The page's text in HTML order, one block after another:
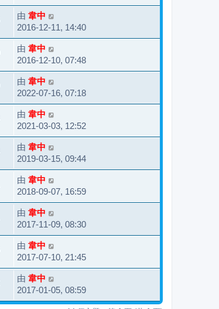
由 韋中
2016-12-11, 14:40
由 韋中
2016-12-10, 07:48
由 韋中
2022-07-16, 07:18
由 韋中
2021-03-03, 12:52
由 韋中
2019-03-15, 09:44
由 韋中
2018-09-07, 16:59
由 韋中
2017-11-09, 08:30
由 韋中
2017-07-10, 21:45
由 韋中
2017-01-05, 08:59